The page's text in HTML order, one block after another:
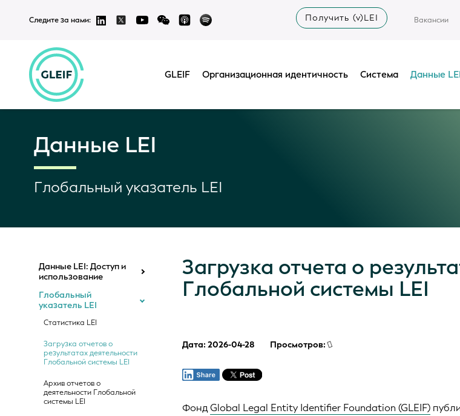
Следите за нами: Получить (v)LEI Вакансии
GLEIF Организационная идентичность Система Данные LEI
Данные LEI
Глобальный указатель LEI
Данные LEI: Доступ и
использование
Глобальный
указатель LEI
Статистика LEI
Загрузка отчетов о
результатах деятельности
Глобальной системы LEI
Архив отчетов о
деятельности Глобальной
системы LEI
Загрузка отчета о
Глобальной системы LEI
Дата: 2026-04-28 Просмотров:
ФондGlobal Legal Entity Identifier Foundation (GLEIF)